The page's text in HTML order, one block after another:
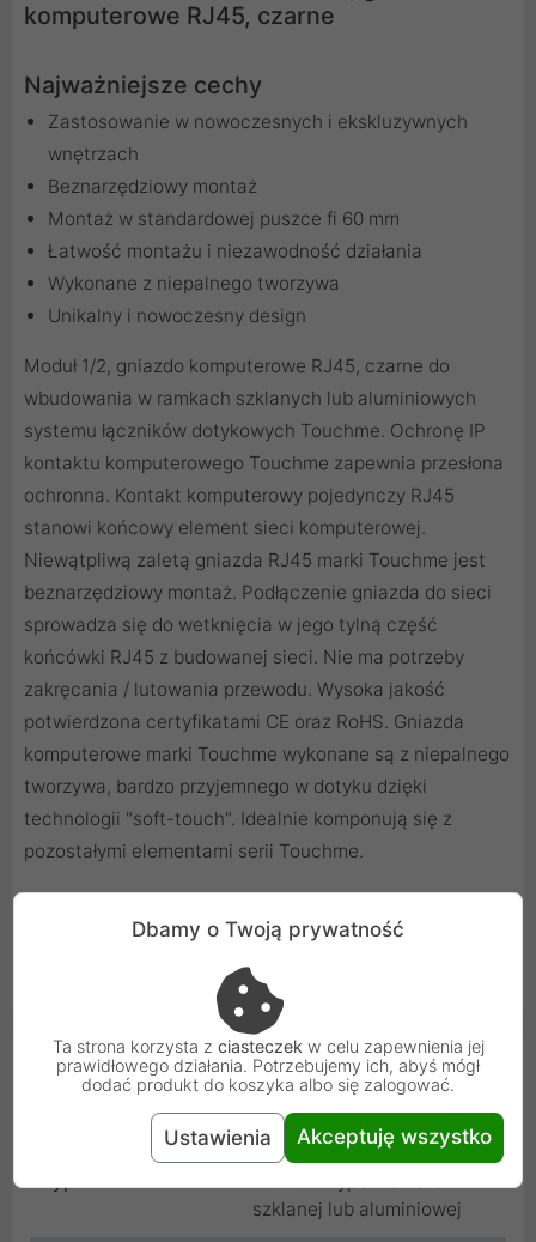
komputerowe RJ45, czarne
Najważniejsze cechy
Zastosowanie w nowoczesnych i ekskluzywnych
wnętrzach
Beznarzędziowy montaż
Montaż w standardowej puszce fi 60 mm
Łatwość montażu i niezawodność działania
Wykonane z niepalnego tworzywa
Unikalny i nowoczesny design
Moduł 1/2, gniazdo komputerowe RJ45, czarne do
wbudowania w ramkach szklanych lub aluminiowych
systemu łączników dotykowych Touchme. Ochronę IP
kontaktu komputerowego Touchme zapewnia przesłona
ochronna. Kontakt komputerowy pojedynczy RJ45
stanowi końcowy element sieci komputerowej.
Niewątpliwą zaletą gniazda RJ45 marki Touchme jest
beznarzędziowy montaż. Podłączenie gniazda do sieci
sprowadza się do wetknięcia w jego tylną część
końcówki RJ45 z budowanej sieci. Nie ma potrzeby
zakręcania / lutowania przewodu. Wysoka jakość
potwierdzona certyfikatami CE oraz RoHS. Gniazda
komputerowe marki Touchme wykonane są z niepalnego
tworzywa, bardzo przyjemnego w dotyku dzięki
technologii "soft-touch". Idealnie komponują się z
pozostałymi elementami serii Touchme.
Do prawidłowego montażu każdego modułu 1/2 w
systemie ramkowym Touchme potrzebna jest
dodatkowa ramka montażowa (TMRAM).
Cechy produktu
Czarny
Typ
Moduł - wypełnienie ramki
szklanej lub aluminiowej
Dbamy o Twoją prywatność
Ta strona korzysta z ciasteczek w celu zapewnienia jej
prawidłowego działania. Potrzebujemy ich, abyś mógł
dodać produkt do koszyka albo się zalogować.
Ustawienia Akceptuję wszystko